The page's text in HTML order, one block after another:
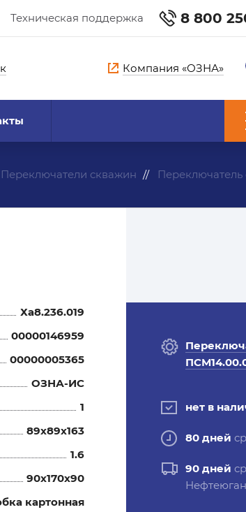
Техническая поддержка 8 800
Компания «ОЗНА»
Переключатели скважин
Ха8.236.019
00000146959
00000005365
ОЗНА-ИС
1
89x89x163
1.6
90x170x90
картонная
нет в
80 дней
90 дней